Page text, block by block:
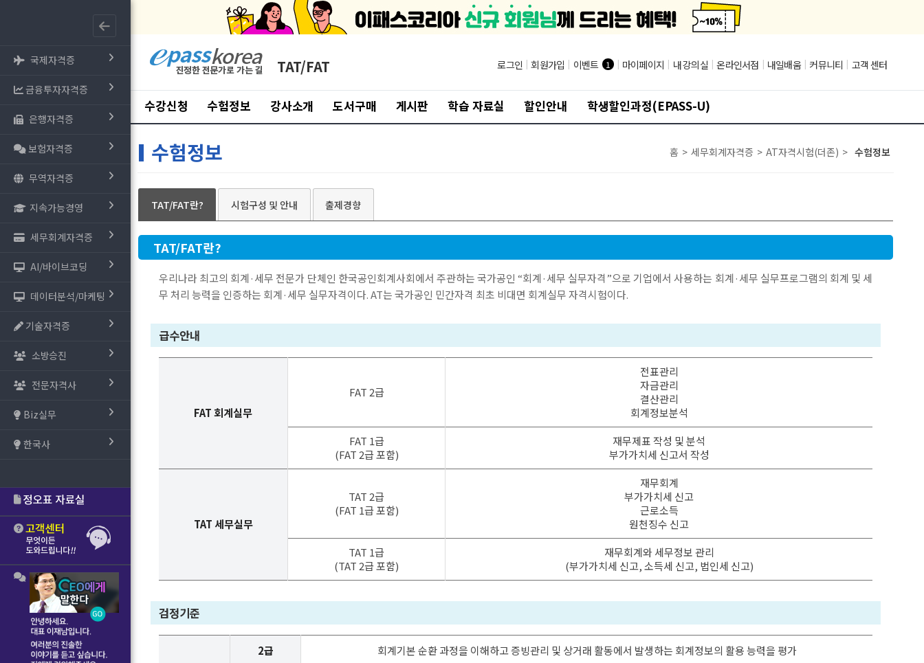
국제자격증
금융투자자격증
은행자격증
보험자격증
무역자격증
지속가능경영
세무회계자격증
AI/바이브코딩
데이터분석/마케팅
기술자격증
소방승진
전문자격사
Biz실무
한국사
TAT/FAT 로그인 | 회원가입 | 이벤트 1 | 마이페이지 | 내 강의실 | 온라인서점 | 내일배움 | 커뮤니티 | 고객 센터
수강신청 수험정보 강사소개 도서구매 게시판 학습 자료실 할인안내 학생할인과정(EPASS-U)
수험정보 홈 > 세무회계자격증 > AT자격시험(더존) > 수험정보
TAT/FAT란? 시험구성 및 안내 출제경향
TAT/FAT란?
우리나라 최고의 회계·세무 전문가 단체인 한국공인회계사회에서 주관하는 국가공인 “회계·세무 실무자격”으로 기업에서 사용하는 회계·세무 실무프로그램의 회계 및 세
무 처리 능력을 인증하는 회계·세무 실무자격이다. AT는 국가공인 민간자격 최초 비대면 회계실무 자격시험이다.
급수안내
FAT 회계실무
FAT 2급
전표관리
자금관리
결산관리
회계정보분석
FAT 1급
(FAT 2급 포함)
재무제표 작성 및 분석
부가가치세 신고서 작성
TAT 세무실무
TAT 2급
(FAT 1급 포함)
재무회계
부가가치세 신고
근로소득
원천징수 신고
TAT 1급
(TAT 2급 포함)
재무회계와 세무정보 관리
(부가가치세 신고, 소득세 신고, 법인세 신고)
검정기준
2급 회계기본 순환 과정을 이해하고 증빙관리 및 상거래 활동에서 발생하는 회계정보의 활용 능력을 평가